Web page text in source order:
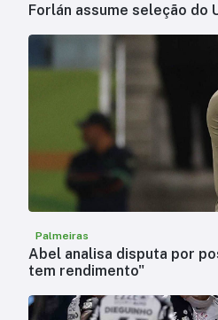
Forlán assume seleção do
Palmeiras
Abel analisa disputa por
tem rendimento"